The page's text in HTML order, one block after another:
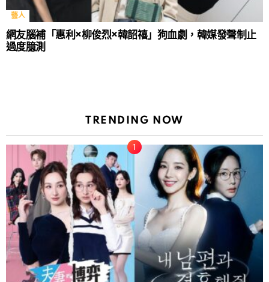
藝人
網友腦補「惠利×柳俊烈×韓韶禧」狗血劇，韓媒發聲制止
過度臆測
TRENDING NOW